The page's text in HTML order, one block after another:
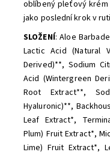
oblíbený pleťový krém
jako poslední krok v
SLOŽENÍ: Aloe
Lactic Acid (Natural
Derived)**, Sodium
Acid (Wintergreen
Root Extract**,
Hyaluronic)**,
Leaf Extract*,
Plum) Fruit Extract*,
Lime) Fruit Extract*,